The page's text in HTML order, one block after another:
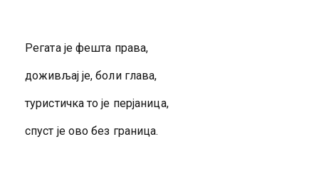
Регата је фешта права,
доживљај је, боли глава,
туристичка то је перјаница,
спуст је ово без граница.